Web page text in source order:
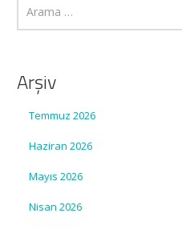
Arşiv
Temmuz 2026
Haziran 2026
Mayıs 2026
Nisan 2026